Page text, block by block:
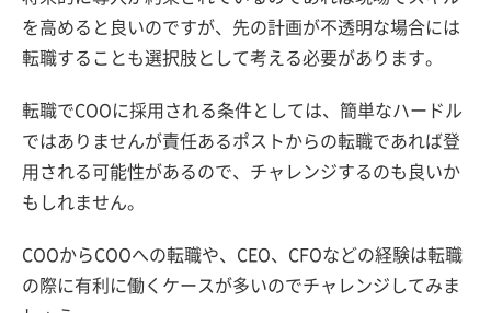
を高めると良いのですが、先の計画が不透明な場合には
転職することも選択肢として考える必要があります。
転職でCOOに採用される条件としては、簡単なハードル
ではありませんが責任あるポストからの転職であれば登
用される可能性があるので、チャレンジするのも良いか
もしれません。
COOからCOOへの転職や、CEO、CFOなどの経験は転職
の際に有利に働くケースが多いのでチャレンジしてみま